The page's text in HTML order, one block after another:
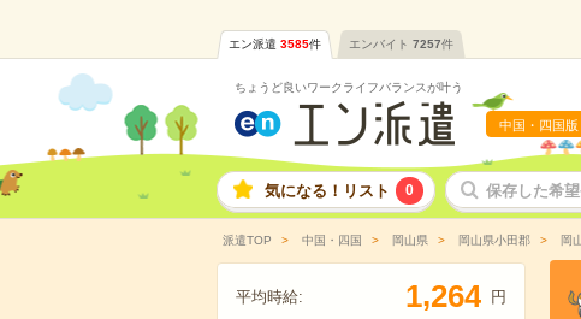
エン派遣 3585件 エンバイト 7257件
ちょうど良いワークライフバランスが叶う
中国・四国版
気になる！リスト 0 保存した希
派遣TOP 中国・四国 岡山県 岡山県小田郡 岡
平均時給: 1,264 円